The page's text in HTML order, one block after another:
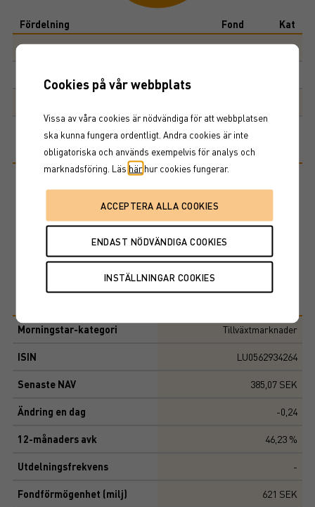
End of interactive chart.
Fördelning Fond
Kat
Aktier
97,5% 95,6%
Riskinformation
Historisk avkastning är ingen garanti för framtida avkastning. De
pengar som placeras i fonden kan både öka och minska i värde och
det är inte säkert att du får tillbaka hela det insatta kapitalet. Ta del
av fondens faktablad och informationsbroschyr innan köp av
Morningstar-kategori Tillväxtmarknader
ISIN LU0562934264
Senaste NAV 385,07 SEK
Ändring en dag -0,24
12-månaders avk 46,23 %
Utdelningsfrekvens -
Fondförmögenhet (milj) 621 SEK
Cookies på vår webbplats
Vissa av våra cookies är nödvändiga för att webbplatsen
ska kunna fungera ordentligt. Andra cookies är inte
obligatoriska och används exempelvis för analys och
marknadsföring. Läs här hur cookies fungerar.